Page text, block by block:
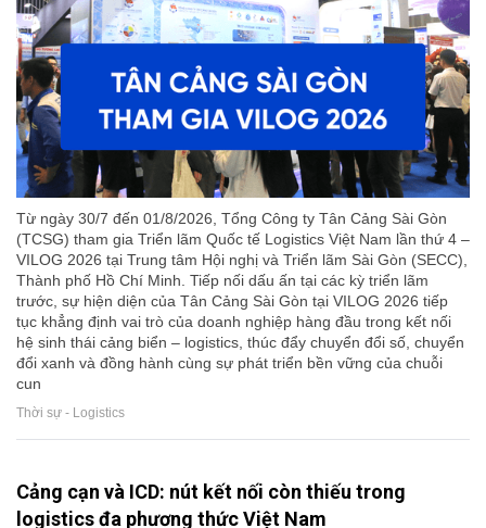
Từ ngày 30/7 đến 01/8/2026, Tổng Công ty Tân Cảng Sài Gòn
(TCSG) tham gia Triển lãm Quốc tế Logistics Việt Nam lần thứ 4 –
VILOG 2026 tại Trung tâm Hội nghị và Triển lãm Sài Gòn (SECC),
Thành phố Hồ Chí Minh. Tiếp nối dấu ấn tại các kỳ triển lãm
trước, sự hiện diện của Tân Cảng Sài Gòn tại VILOG 2026 tiếp
tục khẳng định vai trò của doanh nghiệp hàng đầu trong kết nối
hệ sinh thái cảng biển – logistics, thúc đẩy chuyển đổi số, chuyển
đổi xanh và đồng hành cùng sự phát triển bền vững của chuỗi
cun
Thời sự - Logistics
Cảng cạn và ICD: nút kết nối còn thiếu trong
logistics đa phương thức Việt Nam